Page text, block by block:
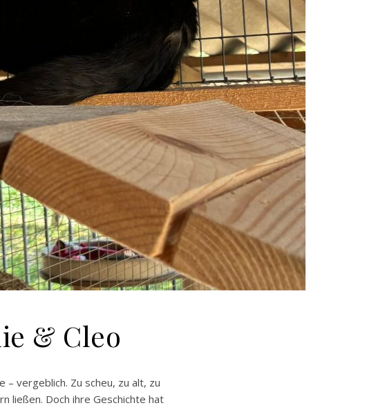
& Cleo
– vergeblich. Zu scheu, zu alt, zu
ließen. Doch ihre Geschichte hat